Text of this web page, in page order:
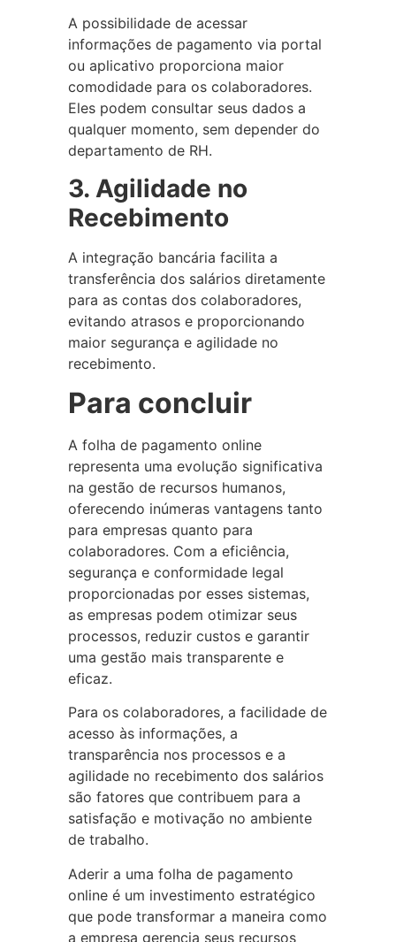
A possibilidade de acessar
informações de pagamento via portal
ou aplicativo proporciona maior
comodidade para os colaboradores.
Eles podem consultar seus dados a
qualquer momento, sem depender do
departamento de RH.
3. Agilidade no
Recebimento
A integração bancária facilita a
transferência dos salários diretamente
para as contas dos colaboradores,
evitando atrasos e proporcionando
maior segurança e agilidade no
recebimento.
Para concluir
A folha de pagamento online
representa uma evolução significativa
na gestão de recursos humanos,
oferecendo inúmeras vantagens tanto
para empresas quanto para
colaboradores. Com a eficiência,
segurança e conformidade legal
proporcionadas por esses sistemas,
as empresas podem otimizar seus
processos, reduzir custos e garantir
uma gestão mais transparente e
eficaz.
Para os colaboradores, a facilidade de
acesso às informações, a
transparência nos processos e a
agilidade no recebimento dos salários
são fatores que contribuem para a
satisfação e motivação no ambiente
de trabalho.
Aderir a uma folha de pagamento
online é um investimento estratégico
que pode transformar a maneira como
a empresa gerencia seus recursos